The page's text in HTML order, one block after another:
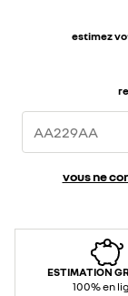
estimez
vous ne
ESTIMATION
100% en